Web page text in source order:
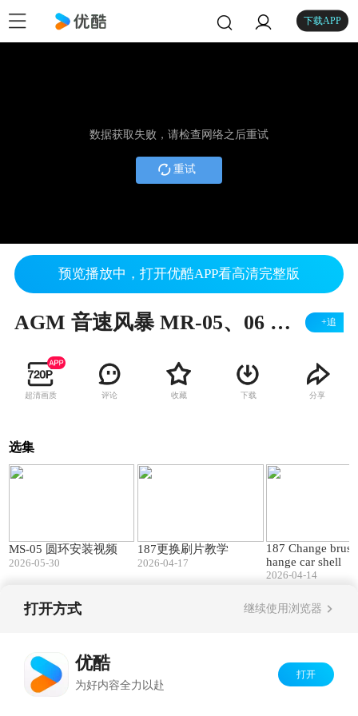
下载APP
数据获取失败，请检查网络之后重试
重试
预览播放中，打开优酷APP看高清完整版
AGM 音速风暴 MR-05、06 圆环部分拼装视频 +追
超清画质 评论 收藏 下载 分享
选集
MS-05 圆环安装视频
2026-05-30
187更换刷片教学
2026-04-17
187 Change
hange car shell
2026-04-14
打开方式 继续使用浏览器
优酷
为好内容全力以赴
打开